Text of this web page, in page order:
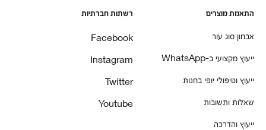
התאמת מוצרים
אבחון סוג עור
ייעוץ מקצועי ב-WhatsApp
ייעוץ וטיפולי יופי בחנות
שאלות ותשובות
ייעוץ והדרכה
רשתות חברתיות
Facebook
Instagram
Twitter
Youtube